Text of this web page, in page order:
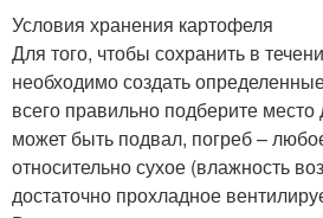
Условия хранения картофеля
Для того, чтобы сохранить в
необходимо создать
всего правильно подберите
может быть подвал, погреб –
относительно сухое (влажность
достаточно прохладное